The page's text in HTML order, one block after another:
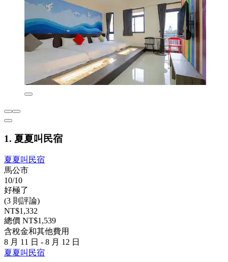
1. 夏夏叫民宿
夏夏叫民宿
馬公市
10/10
好極了
(3 則評論)
NT$1,332
總價 NT$1,539
含稅金和其他費用
8 月 11 日 - 8 月 12 日
夏夏叫民宿